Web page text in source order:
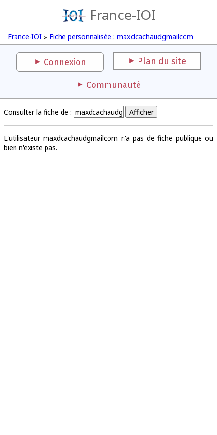
France-IOI
France-IOI » Fiche personnalisée : maxdcachaudgmailcom
Connexion Plan du site
Communauté
Consulter la fiche de :
L'utilisateur maxdcachaudgmailcom n'a pas de fiche publique ou
bien n'existe pas.